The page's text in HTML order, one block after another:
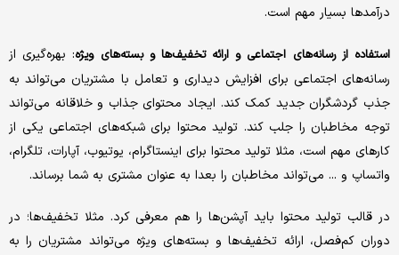
درآمدها بسیار مهم است.
استفاده از رسانه‌های اجتماعی و ارائه تخفیف‌ها و بسته‌های ویژه: بهره‌گیری از
رسانه‌های اجتماعی برای افزایش دیداری و تعامل با مشتریان می‌تواند به
جذب گردشگران جدید کمک کند. ایجاد محتوای جذاب و خلاقانه می‌تواند
توجه مخاطبان را جلب کند. تولید محتوا برای شبکه‌های اجتماعی یکی از
کارهای مهم است، مثلا تولید محتوا برای اینستاگرام، یوتیوب، آپارات، تلگرام،
واتساپ و ... می‌تواند مخاطبان را بعدا به عنوان مشتری به شما برساند.
در قالب تولید محتوا باید آپشن‌ها را هم معرفی کرد. مثلا تخفیف‌ها؛ در
دوران کم‌فصل، ارائه تخفیف‌ها و بسته‌های ویژه می‌تواند مشتریان را به